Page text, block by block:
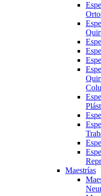
Maestrías